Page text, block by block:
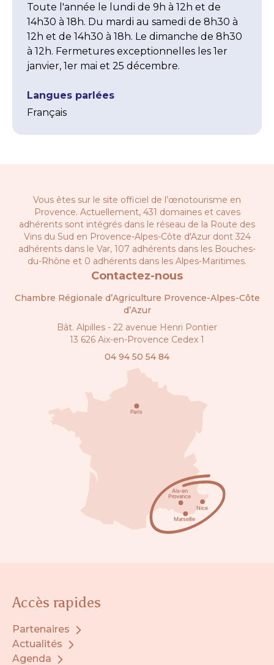
Toute l'année le lundi de 9h à 12h et de
14h30 à 18h. Du mardi au samedi de 8h30 à
12h et de 14h30 à 18h. Le dimanche de 8h30
à 12h. Fermetures exceptionnelles les 1er
janvier, 1er mai et 25 décembre.
Langues parlées
Français
Vous êtes sur le site officiel de l’œnotourisme en
Provence. Actuellement, 431 domaines et caves
adhérents sont intégrés dans le réseau de la Route des
Vins du Sud en Provence-Alpes-Côte d'Azur dont 324
adhérents dans le Var, 107 adhérents dans les Bouches-
du-Rhône et 0 adhérents dans les Alpes-Maritimes.
Contactez-nous
Chambre Régionale d’Agriculture Provence-Alpes-Côte
d’Azur
Bât. Alpilles - 22 avenue Henri Pontier
13 626 Aix-en-Provence Cedex 1
04 94 50 54 84
Accès rapides
Partenaires
Actualités
Agenda